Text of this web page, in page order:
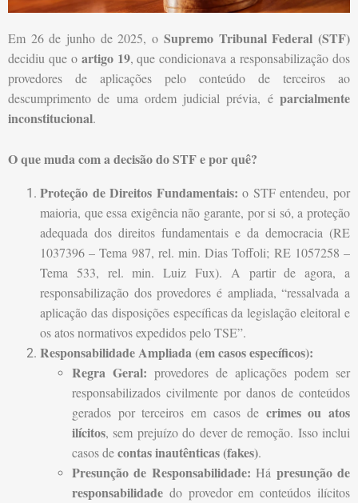
Em 26 de junho de 2025, o Supremo Tribunal Federal (STF)
decidiu que o artigo 19, que condicionava a responsabilização dos
provedores de aplicações pelo conteúdo de terceiros ao
descumprimento de uma ordem judicial prévia, é parcialmente
inconstitucional.
O que muda com a decisão do STF e por quê?
Proteção de Direitos Fundamentais: o STF entendeu, por
maioria, que essa exigência não garante, por si só, a proteção
adequada dos direitos fundamentais e da democracia (RE
1037396 – Tema 987, rel. min. Dias Toffoli; RE 1057258 –
Tema 533, rel. min. Luiz Fux). A partir de agora, a
responsabilização dos provedores é ampliada, “ressalvada a
aplicação das disposições específicas da legislação eleitoral e
os atos normativos expedidos pelo TSE”.
Responsabilidade Ampliada (em casos específicos):
Regra Geral: provedores de aplicações podem ser
responsabilizados civilmente por danos de conteúdos
gerados por terceiros em casos de crimes ou atos
ilícitos, sem prejuízo do dever de remoção. Isso inclui
casos decontas inautênticas (fakes).
Presunção de Responsabilidade: Há presunção de
responsabilidade do provedor em conteúdos ilícitos